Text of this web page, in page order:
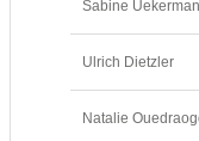
Sabine
Ulrich Dietzler
Natalie